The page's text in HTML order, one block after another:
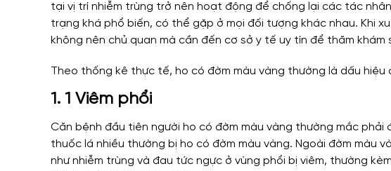
tại vị trí nhiễm trùng trở nên hoạt động để chống lại các tác
trạng khá phổ biến, có thể gặp ở mọi đối tượng khác nhau. Khi
không nên chủ quan mà cần đến cơ sở y tế uy tín để thăm khám
Theo thống kê thực tế, ho có đờm màu vàng thường là dấu hiệu
1. 1 Viêm phổi
Căn bệnh đầu tiên người ho có đờm màu vàng thường mắc phải
thuốc lá nhiều thường bị ho có đờm màu vàng. Ngoài đờm màu
như nhiễm trùng và đau tức ngực ở vùng phổi bị viêm, thường